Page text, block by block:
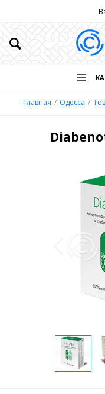
Главная Одесса